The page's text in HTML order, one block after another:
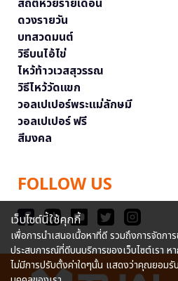
สถิติหวยรายเดือน
ดวงรายวัน
บทสวดมนต์
วิธีบนไอ้ไข่
ไหว้ท้าวเวสสุวรรณ
วิธีไหว้วัดแขก
วอลเปเปอร์พระแม่ลักษมี
วอลเปเปอร์ ฟรี
สีมงคล
FOLLOW US
เว็บไซต์นี้ใช้คุกกี้
เพื่อการนำเสนอเนื้อหาที่ดี รวมถึงการจัดก
ประสบการณ์ที่ดีบนบริการของเว็บไซต์เรา ห
ไม่มีการปรับตั้งค่าใดๆนั้น แสดงว่าคุณยอมรั